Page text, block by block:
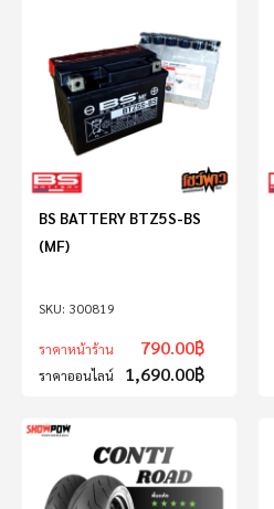
300819
BS BATTERY BTZ5S-BS
(MF)
ราคาหน้าร้าน 790.00฿
ราคาออนไลน์ 1,690.00฿